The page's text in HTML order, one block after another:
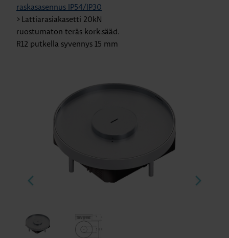
raskasasennus IP54/IP30
> Lattiarasiakasetti 20kN
ruostumaton teräs kork.sääd.
R12 putkella syvennys 15 mm